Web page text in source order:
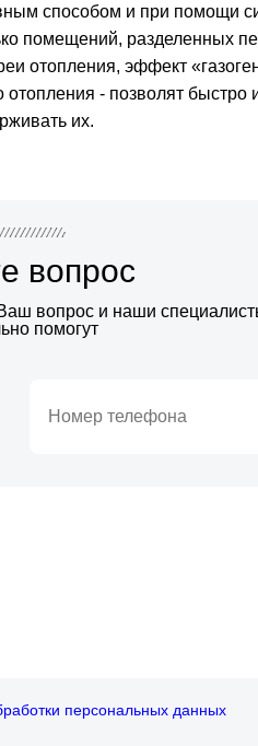
способом и при помощи
помещений, разделенных
отопления, эффект
отопления - позволят
их.
вопрос
вопрос и наши
помогут
персональных данных